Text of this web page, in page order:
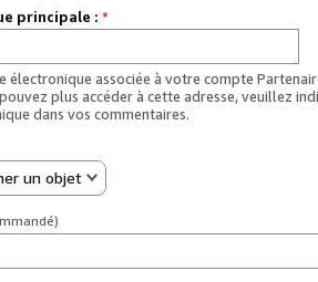
principale : *
électronique associée à votre compte
plus accéder à cette adresse, veuillez
dans vos commentaires.
un objet